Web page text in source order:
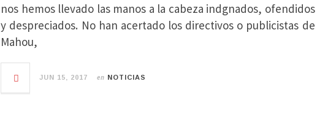
nos hemos llevado las manos a la cabeza indgnados, ofendidos
y despreciados. No han acertado los directivos o publicistas de
Mahou,
JUN 15, 2017 en NOTICIAS